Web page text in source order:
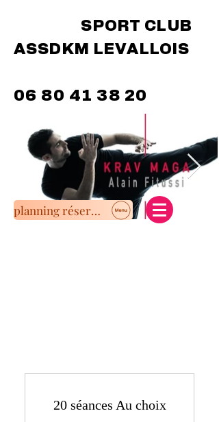
SPORT CLUB
ASSDKM LEVALLOIS
06 80 41 38 20
planning réservation
20 séances Au choix